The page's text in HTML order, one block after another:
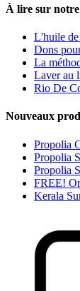
À lire sur
L'huile de
Dons
La
Laver au
Rio De
Nouveaux
Propolia
Propolia
Propolia
FREE!
Kerala